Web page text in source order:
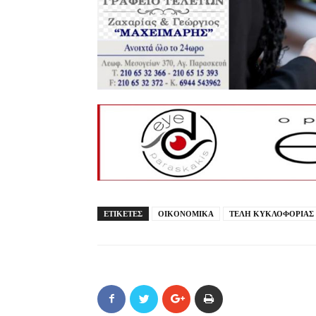
ΕΤΙΚΕΤΕΣ ΟΙΚΟΝΟΜΙΚΑ ΤΕΛΗ ΚΥΚΛΟΦΟΡΙΑΣ